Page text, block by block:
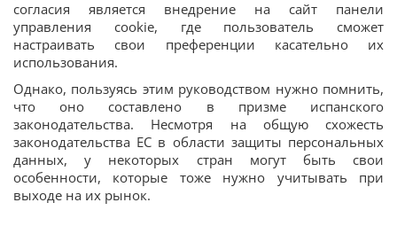
согласия является внедрение на сайт панели
управления cookie, где пользователь сможет
настраивать свои преференции касательно их
использования.
Однако, пользуясь этим руководством нужно помнить,
что оно составлено в призме испанского
законодательства. Несмотря на общую схожесть
законодательства ЕС в области защиты персональных
данных, у некоторых стран могут быть свои
особенности, которые тоже нужно учитывать при
выходе на их рынок.